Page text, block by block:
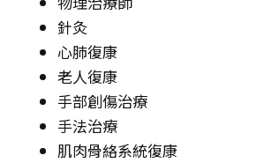
針灸
心肺復康
老人復康
手部創傷治療
手法治療
肌肉骨絡系統復康